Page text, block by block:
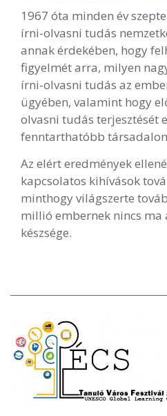
1967 óta minden év
írni-olvasni tudás
annak érdekében, hogy
figyelmét arra, milyen
írni-olvasni tudás az
ügyében, valamint hogy
olvasni tudás terjesztését
fenntarthatóbb
Az elért eredmények
kapcsolatos kihívások
minthogy világszerte
millió embernek nincs ma
készsége.